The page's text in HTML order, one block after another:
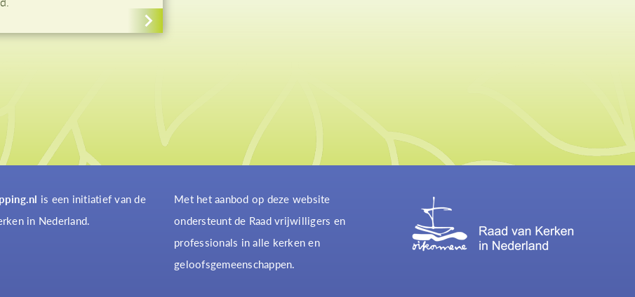
is een initiatief van de
in Nederland.
Met het aanbod op deze website
ondersteunt de Raad vrijwilligers en
professionals in alle kerken en
geloofsgemeenschappen.